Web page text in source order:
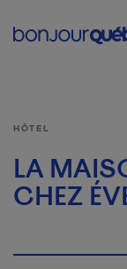
HÔTEL
LA
CHEZ